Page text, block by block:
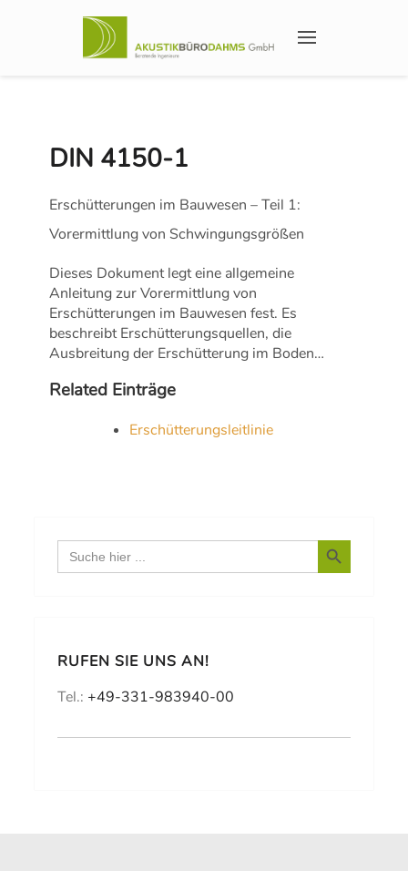
DIN 4150-1
Erschütterungen im Bauwesen – Teil 1:
Vorermittlung von Schwingungsgrößen
Dieses Dokument legt eine allgemeine
Anleitung zur Vorermittlung von
Erschütterungen im Bauwesen fest. Es
beschreibt Erschütterungsquellen, die
Ausbreitung der Erschütterung im Boden…
Related Einträge
Erschütterungsleitlinie
Search
for:
Search Button
RUFEN SIE UNS AN!
Tel.: +49-331-983940-00